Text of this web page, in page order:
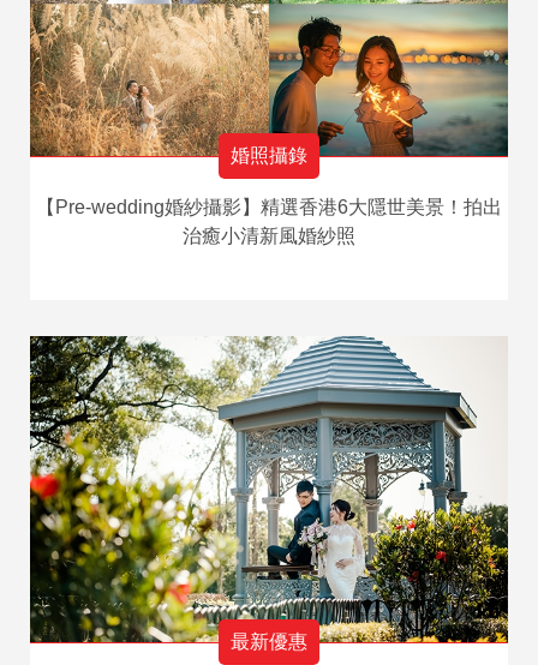
婚照攝錄
【Pre-wedding婚紗攝影】精選香港6大隱世美景！拍出
治癒小清新風婚紗照
最新優惠